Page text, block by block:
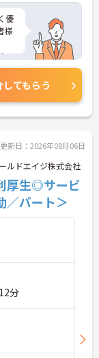
と
し
か
ら
ベ
ト
な
優
様
ー
さ
してもらう
更新日：2026年08月06日
ルドエイジ株式会社
厚生◎サービ
／パート＞
分